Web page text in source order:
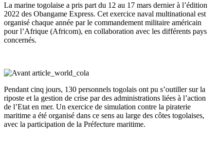
La marine togolaise a pris part du 12 au 17 mars dernier à l’édition
2022 des Obangame Express. Cet exercice naval multinational est
organisé chaque année par le commandement militaire américain
pour l’Afrique (Africom), en collaboration avec les différents pays
concernés.
Pendant cinq jours, 130 personnels togolais ont pu s’outiller sur la
riposte et la gestion de crise par des administrations liées à l’action
de l’Etat en mer. Un exercice de simulation contre la piraterie
maritime a été organisé dans ce sens au large des côtes togolaises,
avec la participation de la Préfecture maritime.